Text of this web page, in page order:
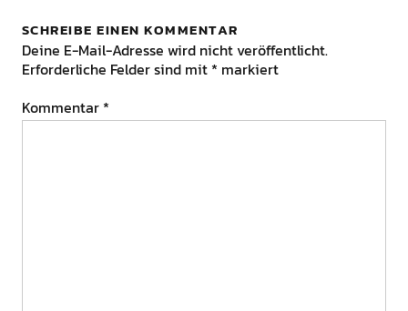
SCHREIBE EINEN KOMMENTAR
Deine E-Mail-Adresse wird nicht veröffentlicht.
Erforderliche Felder sind mit * markiert
Kommentar *